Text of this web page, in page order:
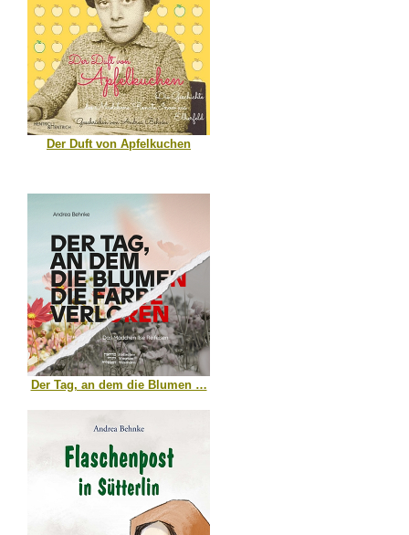
Der Duft von Apfelkuchen
Der Tag, an dem die Blumen …